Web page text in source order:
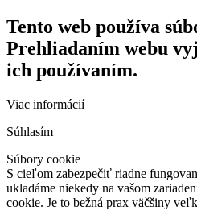
Tento web používa
Prehliadaním webu
ich používaním.
Viac informácií
Súhlasím
Súbory cookie
S cieľom zabezpečiť riadne
ukladáme niekedy na vašom
cookie. Je to bežná prax väčšiny